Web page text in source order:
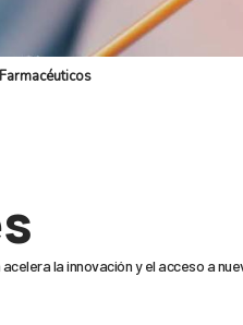
la innovación y el acceso a